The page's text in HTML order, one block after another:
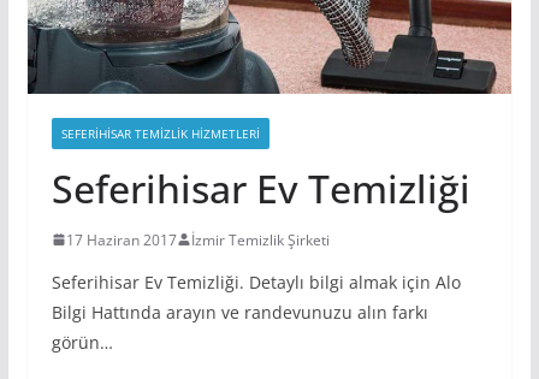
SEFERIHISAR TEMIZLIK HIZMETLERI
Seferihisar Ev Temizliği
17 Haziran 2017 İzmir Temizlik Şirketi
Seferihisar Ev Temizliği. Detaylı bilgi almak için Alo
Bilgi Hattında arayın ve randevunuzu alın farkı
görün…